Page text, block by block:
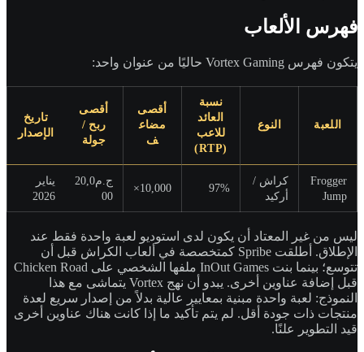
فهرس الألعاب
يتكون فهرس Vortex Gaming حاليًا من عنوان واحد:
اللعبة النوع
نسبة
العائد
للاعب
(RTP)
أقصى
مضاع
ف
أقصى
ربح /
جولة
تاريخ
الإصدار
Frogger
Jump
كراش /
أركيد
97%
10,000×
ج.م20,0
00
يناير
2026
ليس من غير المعتاد أن يكون لدى استوديو لعبة واحدة فقط عند
الإطلاق. أطلقت Spribe كمتخصصة في ألعاب الكراش قبل أن
تتوسع؛ بينما بنت InOut Games ملفها الشخصي على Chicken Road
قبل إضافة عناوين أخرى. يبدو أن نهج Vortex يتماشى مع هذا
النموذج: لعبة واحدة مبنية بمعايير عالية بدلاً من إصدار سريع لعدة
منتجات ذات جودة أقل. لم يتم تأكيد ما إذا كانت هناك عناوين أخرى
قيد التطوير علنًا.